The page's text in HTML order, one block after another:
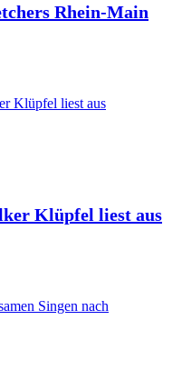
Rhein-Main
Klüpfel liest aus